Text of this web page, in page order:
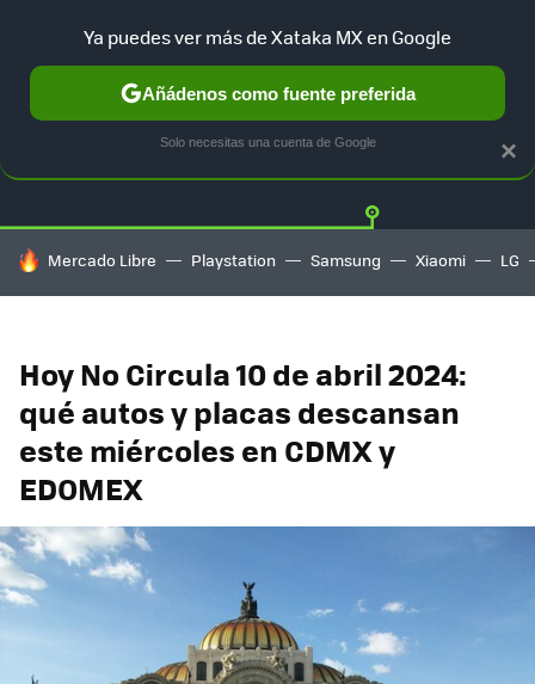
TESLA UBER AUTO ELECTRICO Twitter
HOY SE HABLA DE
Mercado Libre Playstation Samsung Xiaomi LG
Hoy No Circula 10 de abril 2024:
qué autos y placas descansan
este miércoles en CDMX y
EDOMEX
×
Ya puedes ver más de Xataka MX en Google
Añádenos como fuente preferida
Solo necesitas una cuenta de Google